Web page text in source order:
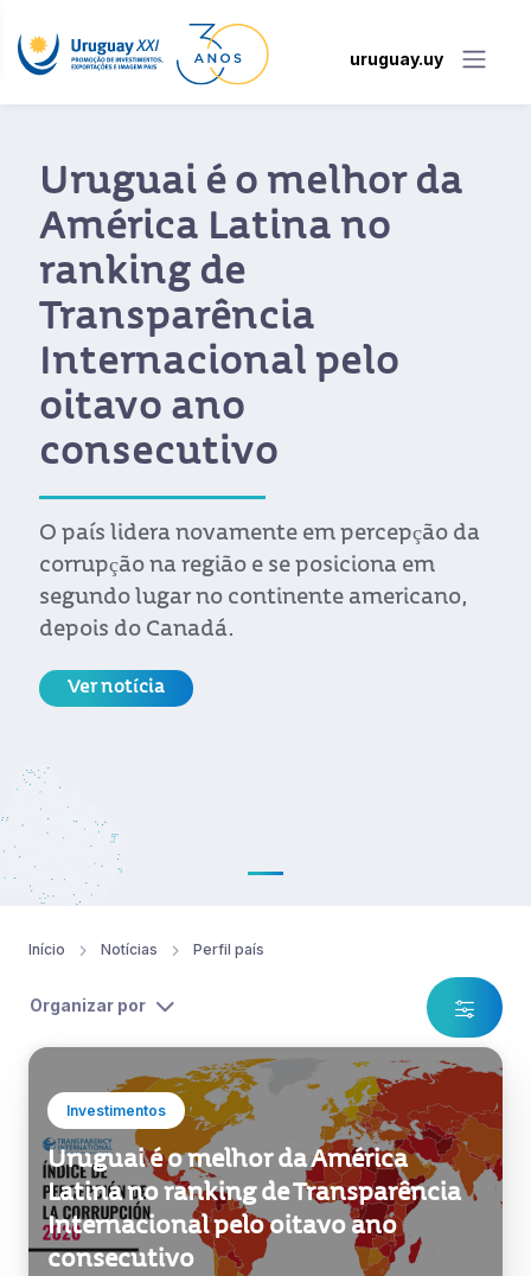
uruguay.uy
Uruguai é o melhor da
América Latina no
ranking de
Transparência
Internacional pelo
oitavo ano
consecutivo
O país lidera novamente em percepção da
corrupção na região e se posiciona em
segundo lugar no continente americano,
depois do Canadá.
Ver notícia
Início Notícias Perfil país
Organizar por
Investimentos
Uruguai é o melhor da América
Latina no ranking de Transparência
Internacional pelo oitavo ano
consecutivo